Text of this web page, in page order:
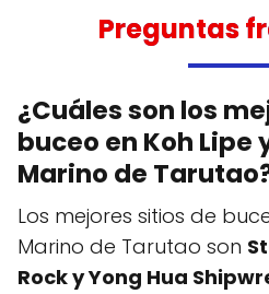
Preguntas
¿Cuáles son los
buceo en Koh Lipe
Marino de
Los mejores sitios de
Marino de Tarutao son
Rock y Yong Hua